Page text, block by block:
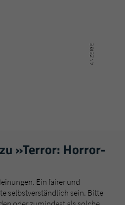
»Terror: Horror-
Ein fairer und
selbstverständlich sein. Bitte